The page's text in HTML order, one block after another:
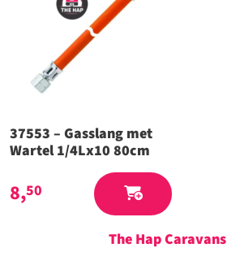
37553 – Gasslang met
Wartel 1/4Lx10 80cm
8,50
The Hap Caravans